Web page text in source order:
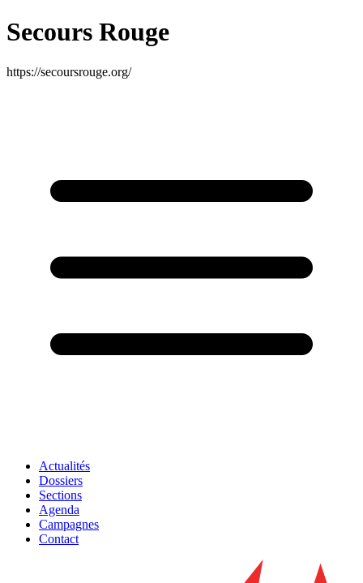
Secours Rouge
https://secoursrouge.org/
Actualités
Dossiers
Sections
Agenda
Campagnes
Contact